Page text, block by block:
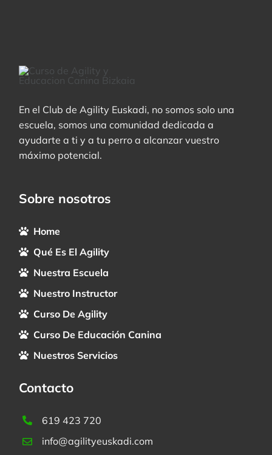
En el Club de Agility Euskadi, no somos solo una
escuela, somos una comunidad dedicada a
ayudarte a ti y a tu perro a alcanzar vuestro
máximo potencial.
Sobre nosotros
Home
Qué Es El Agility
Nuestra Escuela
Nuestro Instructor
Curso De Agility
Curso De Educación Canina
Nuestros Servicios
Contacto
619 423 720
info@agilityeuskadi.com